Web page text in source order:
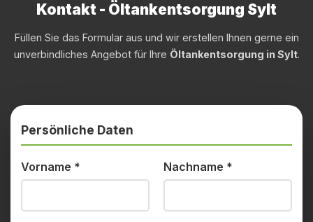
Kontakt - Öltankentsorgung Sylt
Füllen Sie das Formular aus und wir erstellen Ihnen gerne ein
unverbindliches Angebot für Ihre Öltankentsorgung in Sylt.
Persönliche Daten
Vorname * Nachname *